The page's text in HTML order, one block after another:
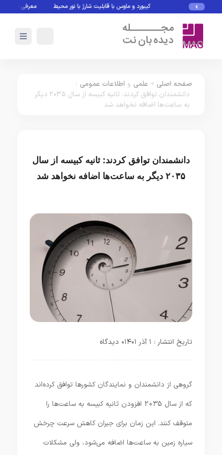
کیبورد و ماوس با قابلیت شارژ با نور محیط معرفی بازی های
صفحه اصلی > علمی و اطلاعات عمومی :
دانشمندان توافق کردند: ثانیه کبیسه از سال ۲۰۳۵ دیگر
به ساعت‌ها اضافه نخواهد شد
دانشمندان توافق کردند: ثانیه کبیسه از سال
۲۰۳۵ دیگر به ساعت‌ها اضافه نخواهد شد
تاریخ انتشار : ۱ آذر ۱۴۰۱ ۰ دیدگاه
گروهی از دانشمندان و نمایندگان کشورها توافق کرده‌اند
که از سال 2035 افزودن ثانیه کبیسه به ساعت‌ها را
متوقف کنند. این زمان برای جبران کاهش سرعت چرخش
سیاره زمین به ساعت‌ها اضافه می‌شود، ولی مشکلات